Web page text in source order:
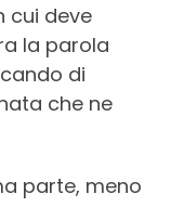
cui deve
la parola
di
che ne
parte, meno